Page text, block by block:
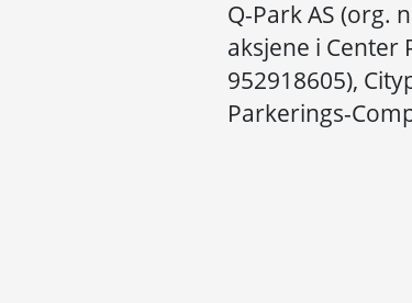
Q-Park AS (org.
aksjene i Center
952918605),
Parkerings-